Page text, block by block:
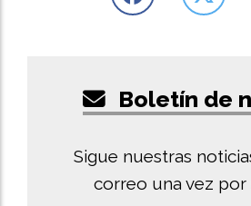
Boletín de
Sigue nuestras
correo una vez por